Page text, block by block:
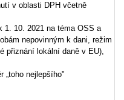
v oblasti DPH včetně
1. 10. 2021 na téma OSS a
nepovinným k dani, režim
přiznání lokální daně v EU),
„toho nejlepšího"